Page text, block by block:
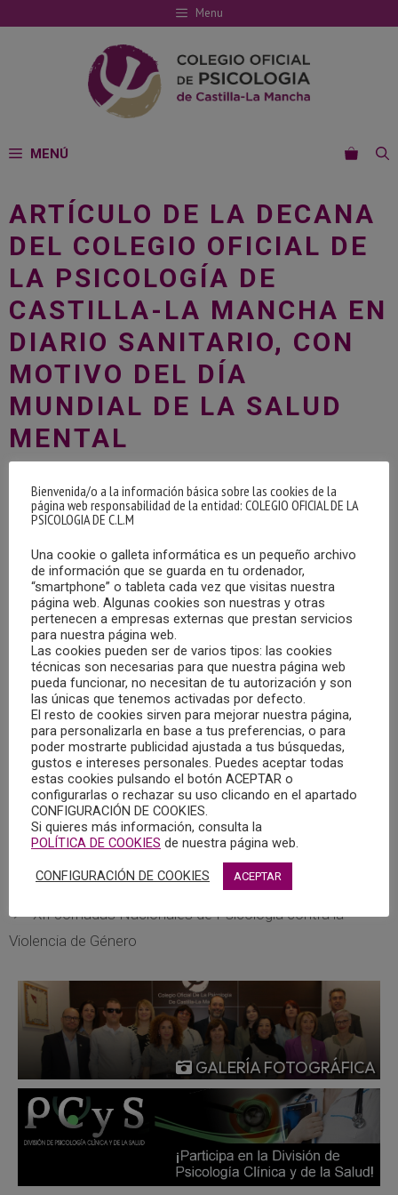
al
Menu
MENÚ
ARTÍCULO DE LA DECANA
DEL COLEGIO OFICIAL DE
LA PSICOLOGÍA DE
CASTILLA-LA MANCHA EN
DIARIO SANITARIO, CON
MOTIVO DEL DÍA
MUNDIAL DE LA SALUD
MENTAL
La Mancha
El pasado domingo 10 de octubre, con motivo de la
conmemoración del Día Mundial de la Salud Mental, Diario
Sanitario publicaba un artículo de la Decana del Colegio
Oficial de la Psicología de Castilla-La Mancha, María
Dolores Gómez Castillo.
Pulsar aquí para leer el artículo.
La pandemia de Covid-19 ha puesto de manifiesto la
importancia de cuidar nuestra salud mental
XII Jornadas Nacionales de Psicología contra la
Violencia de Género
GALERÍA FOTOGRÁFICA
Bienvenida/o a la información básica sobre las cookies de la
página web responsabilidad de la entidad: COLEGIO OFICIAL DE LA
PSICOLOGIA DE C.L.M
Una cookie o galleta informática es un pequeño archivo
de información que se guarda en tu ordenador,
“smartphone” o tableta cada vez que visitas nuestra
página web. Algunas cookies son nuestras y otras
pertenecen a empresas externas que prestan servicios
para nuestra página web.
Las cookies pueden ser de varios tipos: las cookies
técnicas son necesarias para que nuestra página web
pueda funcionar, no necesitan de tu autorización y son
las únicas que tenemos activadas por defecto.
El resto de cookies sirven para mejorar nuestra página,
para personalizarla en base a tus preferencias, o para
poder mostrarte publicidad ajustada a tus búsquedas,
gustos e intereses personales. Puedes aceptar todas
estas cookies pulsando el botón ACEPTAR o
configurarlas o rechazar su uso clicando en el apartado
CONFIGURACIÓN DE COOKIES.
Si quieres más información, consulta la
POLÍTICA DE COOKIES de nuestra página web.
CONFIGURACIÓN DE COOKIES ACEPTAR